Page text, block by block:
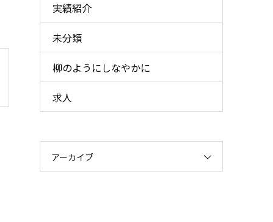
実績紹介
未分類
柳のようにしなやかに
求人
アーカイブ